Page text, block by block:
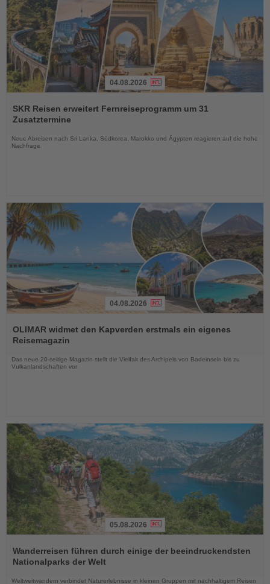
Sie
die
04.08.2026
SKR Reisen erweitert Fernreiseprogramm um 31
Zusatztermine
Neue Abreisen nach Sri Lanka, Südkorea, Marokko und Ägypten reagieren auf die hohe
Nachfrage
Sie
die
Nachrichten
04.08.2026
OLIMAR widmet den Kapverden erstmals ein eigenes
Reisemagazin
Das neue 20-seitige Magazin stellt die Vielfalt des Archipels von Badeinseln bis zu
Vulkanlandschaften vor
Sie
die
Nachrichten
05.08.2026
Wanderreisen führen durch einige der beeindruckendsten
Nationalparks der Welt
Weltweitwandern verbindet Naturerlebnisse in kleinen Gruppen mit nachhaltigem Reisen